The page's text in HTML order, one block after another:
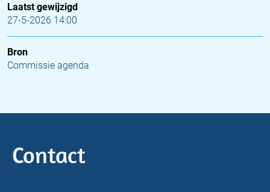
Laatst gewijzigd
27-5-2026 14:00
Bron
Commissie agenda
Contact